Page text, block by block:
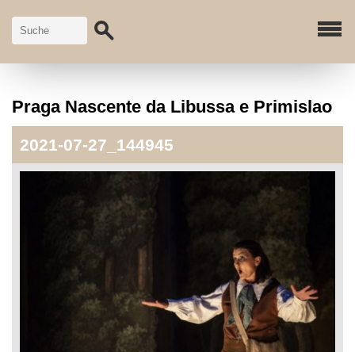
Praga Nascente da Libussa e Primislao
2021-07-27_144945